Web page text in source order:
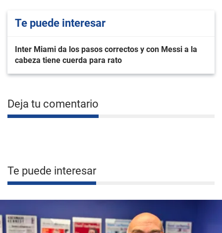
Te puede interesar
Inter Miami da los pasos correctos y con Messi a la
cabeza tiene cuerda para rato
Deja tu comentario
Te puede interesar